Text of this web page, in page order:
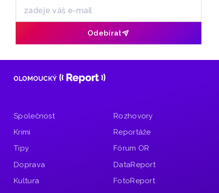
Odebírat
Společnost
Krimi
Tipy
Doprava
Kultura
Rozhovory
Reportáže
Fórum OR
DataReport
FotoReport